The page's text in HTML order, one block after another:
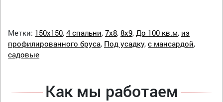
Метки: 150х150, 4 спальни, 7х8, 8х9, До 100 кв.м, из
профилированного бруса, Под усадку, с мансардой,
садовые
Как мы работаем